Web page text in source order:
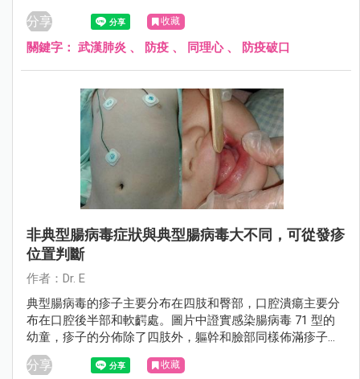
的擴散。在武漢肺炎確診人數突破三位數之後，此時是相當
關鍵的時刻，「急診室小兒科醫師Dr. E」也分享了一段文
章，呼籲大家切勿掉以輕心......
分享 收藏
關鍵字： 武漢肺炎 、 防疫 、 同理心、 防疫破口
非典型腸病毒症狀與典型腸病毒大不同，可從發疹
位置判斷
作者：Dr. E
典型腸病毒的疹子主要分布在四肢和臀部，口腔潰瘍主要分
布在口腔後半部和軟齶處。圖片中證實感染腸病毒 71 型的
幼童，疹子的分佈除了四肢外，軀幹和臉部同樣佈滿疹子；
口腔潰瘍位置不是在後半部而是長在舌頭，以上表現都跟典
型腸病毒表現不同。
分享 收藏